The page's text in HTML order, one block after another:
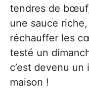
tendres de
une sauce
réchauffer les
testé un
c’est devenu
maison !